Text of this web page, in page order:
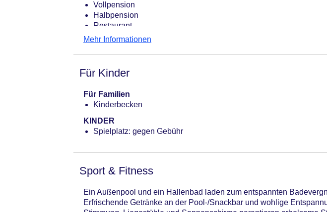
Vollpension
Halbpension
Restaurant
Mehr Informationen
Für Kinder
Für Familien
Kinderbecken
KINDER
Spielplatz: gegen Gebühr
Sport & Fitness
Ein Außenpool und ein Hallenbad laden zum entspannten
Erfrischende Getränke an der Pool-/Snackbar und wohlige